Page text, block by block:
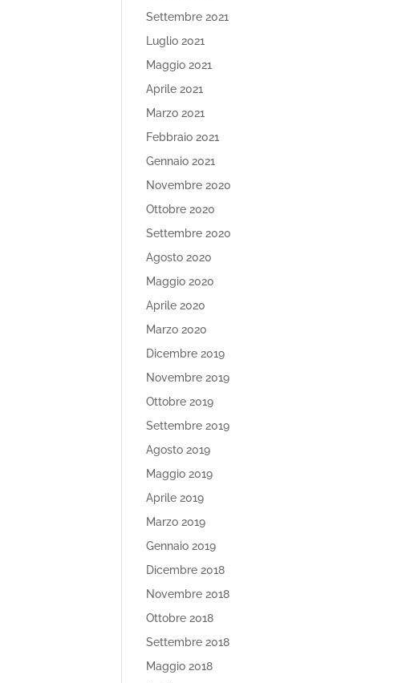
Settembre 2021
Luglio 2021
Maggio 2021
Aprile 2021
Marzo 2021
Febbraio 2021
Gennaio 2021
Novembre 2020
Ottobre 2020
Settembre 2020
Agosto 2020
Maggio 2020
Aprile 2020
Marzo 2020
Dicembre 2019
Novembre 2019
Ottobre 2019
Settembre 2019
Agosto 2019
Maggio 2019
Aprile 2019
Marzo 2019
Gennaio 2019
Dicembre 2018
Novembre 2018
Ottobre 2018
Settembre 2018
Maggio 2018